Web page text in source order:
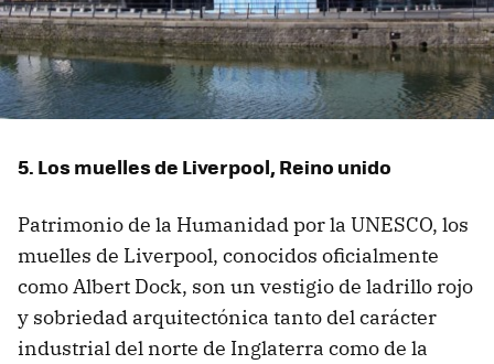
5. Los muelles de Liverpool, Reino unido
Patrimonio de la Humanidad por la UNESCO, los
muelles de Liverpool, conocidos oficialmente
como Albert Dock, son un vestigio de ladrillo rojo
y sobriedad arquitectónica tanto del carácter
industrial del norte de Inglaterra como de la